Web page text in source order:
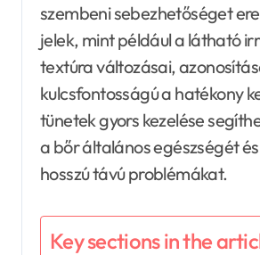
szembeni sebezhetőséget
jelek, mint például a látható
textúra változásai,
kulcsfontosságú a hatékony
tünetek gyors kezelése
a bőr általános egészségét
hosszú távú problémákat.
Key sections in the